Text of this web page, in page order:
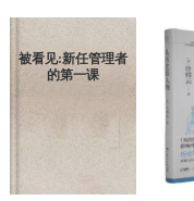
被看见:新任管理者
的第一课